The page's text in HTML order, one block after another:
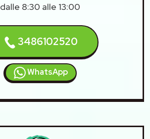
dalle 8:30 alle 13:00
3486102520
WhatsApp